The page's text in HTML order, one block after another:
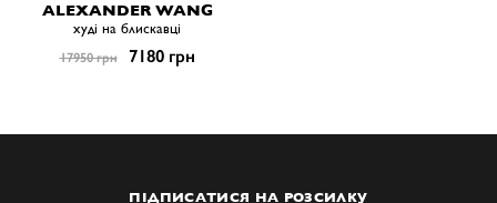
ALEXANDER WANG
худі на блискавці
17950 грн 7180 грн
ПІДПИСАТИСЯ НА РОЗСИЛКУ